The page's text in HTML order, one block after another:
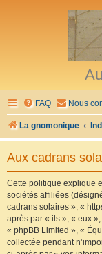
FAQ Nous
La gnomonique
Aux cadrans
Cette politique explique
sociétés affiliées
cadrans solaires », «
après par « ils », « eux
« phpBB Limited », «
collectée pendant